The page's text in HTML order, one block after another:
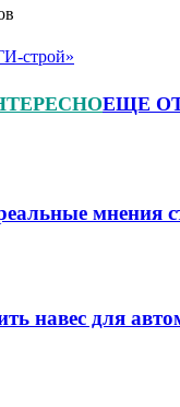
строй»
ЕЩЕ
мнения
навес для